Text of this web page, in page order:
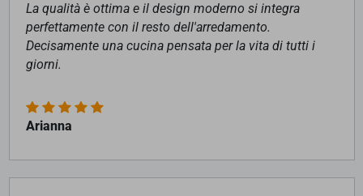
La qualità è ottima e il design moderno si integra
perfettamente con il resto dell'arredamento.
Decisamente una cucina pensata per la vita di tutti i
giorni.
Arianna